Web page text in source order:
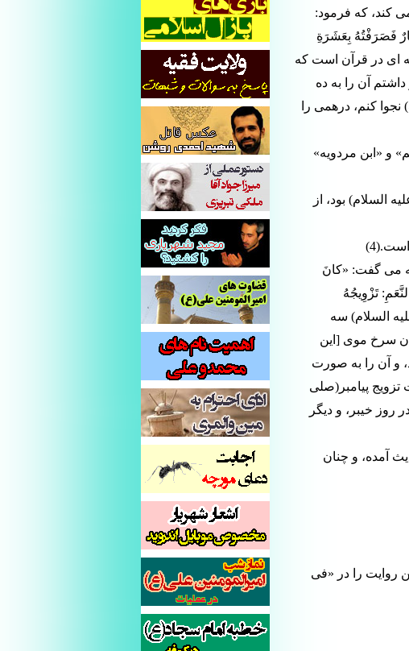
کند، که فرمود:
فَصَرَفْتُهُ بِعَشَرَةِ
إِلَى النَّبِى(صلى الله علیه وآله)تَصَدَّقْتُ بِدِرْهَم»(1)؛ (آیه اى در قرآن است که
آن را به ده
کنم، درهمى را
و «ابن مردویه»
السلام) بود، از
مى گفت: «کانَ
تَزْوِیجُهُ
یَوْمَ خَیْبَرَ، وَ آیَةُ النَّجْوى!»(5)؛ (على(علیه السلام) سه
سرخ موى [این
و آن را به صورت
پیامبر(صلى
روز خیبر، و دیگر
آمده، و چنان
صفحه 375؛ سيّد قطب نيز اين روايت را در «فى